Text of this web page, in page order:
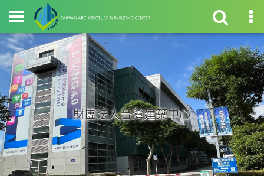
財團法人台灣建築中心